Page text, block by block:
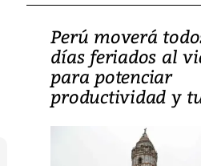
Perú moverá
días feriados al
para potenciar
productividad y